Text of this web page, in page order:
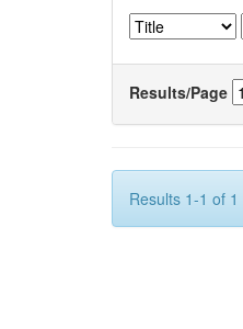
Results/Page
Results 1-1 of